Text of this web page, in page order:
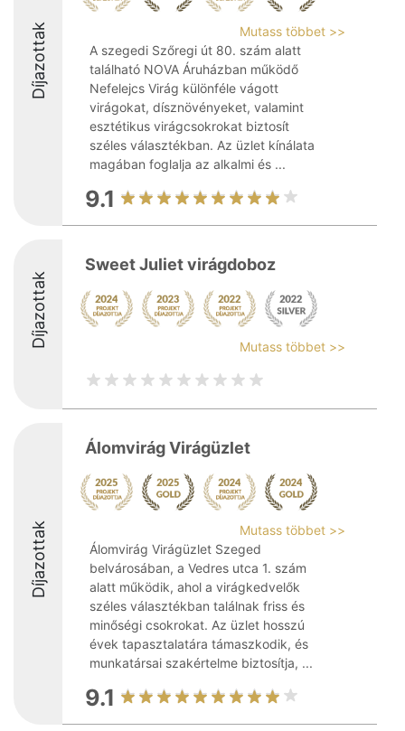
Díjazottak
Mutass többet >>
A szegedi Szőregi út 80. szám alatt
található NOVA Áruházban működő
Nefelejcs Virág különféle vágott
virágokat, dísznövényeket, valamint
esztétikus virágcsokrokat biztosít
széles választékban. Az üzlet kínálata
magában foglalja az alkalmi és ...
9.1
Díjazottak
Sweet Juliet virágdoboz
Mutass többet >>
Díjazottak
Álomvirág Virágüzlet
Mutass többet >>
Álomvirág Virágüzlet Szeged
belvárosában, a Vedres utca 1. szám
alatt működik, ahol a virágkedvelők
széles választékban találnak friss és
minőségi csokrokat. Az üzlet hosszú
évek tapasztalatára támaszkodik, és
munkatársai szakértelme biztosítja, ...
9.1